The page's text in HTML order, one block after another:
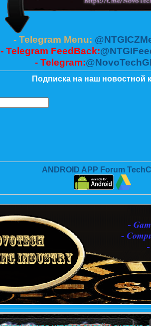
- Telegram Menu:
- Telegram FeedBack:
- Telegram:
Подписка на наш новостной
ANDROID APP Forum